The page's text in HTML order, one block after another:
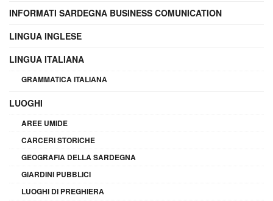
INFORMATI SARDEGNA BUSINESS COMUNICATION
LINGUA INGLESE
LINGUA ITALIANA
GRAMMATICA ITALIANA
LUOGHI
AREE UMIDE
CARCERI STORICHE
GEOGRAFIA DELLA SARDEGNA
GIARDINI PUBBLICI
LUOGHI DI PREGHIERA